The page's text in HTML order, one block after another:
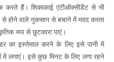
करते हैं। शिकाकाई एंटीऑक्सीडेंट से भी
से होने वाले नुकसान से बचाने में मदद करता
रूप से छुटकारा पाएं।
का इस्तेमाल करने के लिए इसे पानी में
लगाएं। इसे कुछ मिनट के लिए लगा रहने